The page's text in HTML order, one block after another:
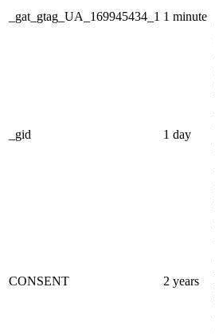
_gat_gtag_UA_169945434_1 1 minute
_gid 1 day
CONSENT 2 years